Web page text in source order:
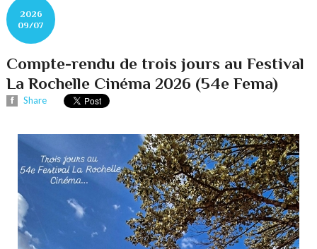
2026
09/07
Compte-rendu de trois jours au Festival
La Rochelle Cinéma 2026 (54e Fema)
Share